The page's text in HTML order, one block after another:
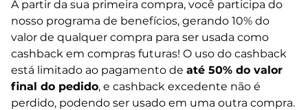
A partir da sua primeira compra, você participa do
nosso programa de benefícios, gerando 10% do
valor de qualquer compra para ser usada como
cashback em compras futuras! O uso do cashback
está limitado ao pagamento de até 50% do valor
final do pedido, e cashback excedente não é
perdido, podendo ser usado em uma outra compra.